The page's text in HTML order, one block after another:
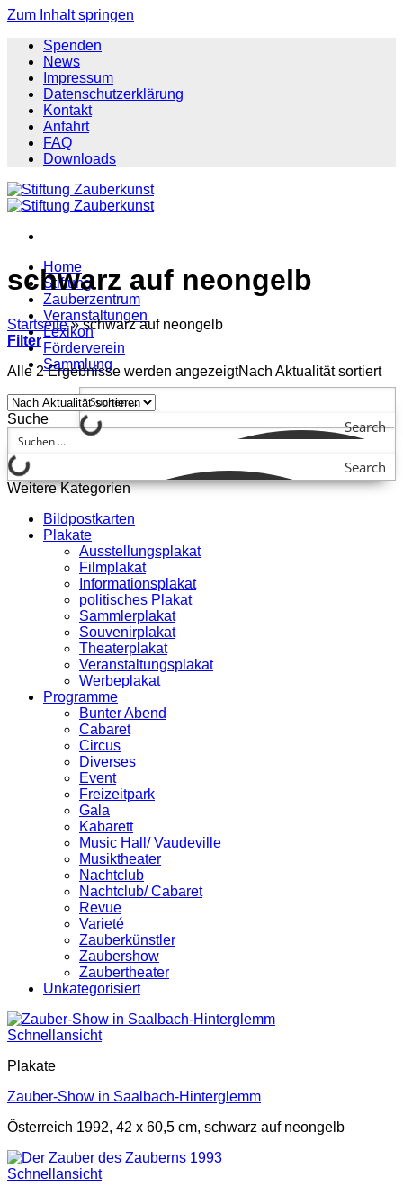
Zum Inhalt springen
Spenden
News
Impressum
Datenschutzerklärung
Kontakt
Anfahrt
FAQ
Downloads
Home
Stiftung
Zauberzentrum
Veranstaltungen
Lexikon
Förderverein
Sammlung
Search
schwarz auf neongelb
Startseite » schwarz auf neongelb
Filter
Alle 2 Ergebnisse werden angezeigtNach Aktualität sortiert
Suche
Search
Weitere Kategorien
Bildpostkarten
Plakate
Ausstellungsplakat
Filmplakat
Informationsplakat
politisches Plakat
Sammlerplakat
Souvenirplakat
Theaterplakat
Veranstaltungsplakat
Werbeplakat
Programme
Bunter Abend
Cabaret
Circus
Diverses
Event
Freizeitpark
Gala
Kabarett
Music Hall/ Vaudeville
Musiktheater
Nachtclub
Nachtclub/ Cabaret
Revue
Varieté
Zauberkünstler
Zaubershow
Zaubertheater
Unkategorisiert
Schnellansicht
Plakate
Zauber-Show in Saalbach-Hinterglemm
Österreich 1992, 42 x 60,5 cm, schwarz auf neongelb
Schnellansicht